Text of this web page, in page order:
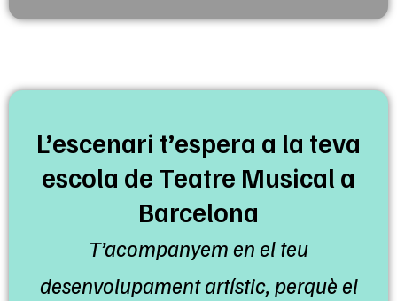
L’escenari t’espera a la teva
escola de Teatre Musical a
Barcelona
T’acompanyem en el teu
desenvolupament artístic, perquè el